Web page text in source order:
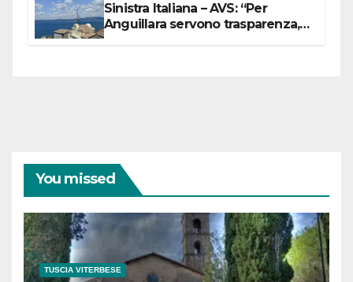
Sinistra Italiana – AVS: “Per
Anguillara servono trasparenza,
You missed
TUSCIA VITERBESE